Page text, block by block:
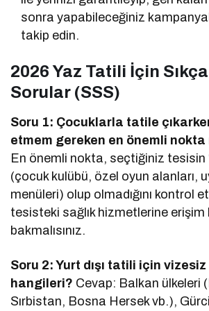
sonra yapabileceğiniz
takip edin.
2026 Yaz Tatili İçin
Sorular (SSS)
Soru 1: Çocuklarla tatile
etmem gereken en önemli nokta
En önemli nokta, seçtiğiniz tesisin
(çocuk kulübü, özel oyun alanları,
menüleri) olup olmadığını kontrol
tesisteki sağlık hizmetlerine erişim
bakmalısınız.
Soru 2: Yurt dışı tatili için
hangileri? Cevap: Balkan ülkeleri
Sırbistan, Bosna Hersek vb.),